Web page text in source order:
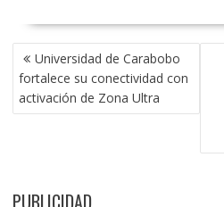
NAVEGACIÓN
DE
ENTRADAS
Universidad de Carabobo
fortalece su conectividad con
activación de Zona Ultra